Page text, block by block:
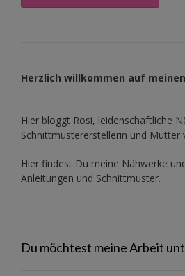
Herzlich willkommen auf
Hier bloggt Rosi, leidenschaftliche
Schnittmustererstellerin und Mutter
Hier findest Du meine Nähwerke
Anleitungen und Schnittmuster.
Du möchtest meine Arbeit